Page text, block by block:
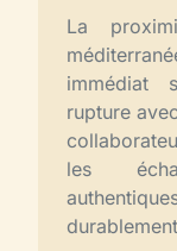
La
immédiat
rupture
les